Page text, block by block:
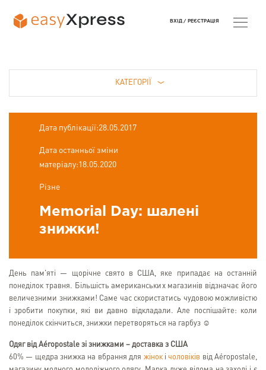
КАТЕГОРІЇ
Дата публікації:28.05.2017
Дата останньої зміни
матеріалу:18.05.2020
Різне
Memorial Day: шалені
знижки!
День пам'яті — щорічне свято в США, яке припадає на останній
понеділок травня. Більшість американських магазинів відзначає його
величезними знижками! Саме час скористатись чудовою можливістю
і зробити покупки, які ви давно відкладали. Але поспішайте: коли
понеділок скінчиться, знижки перетворяться на гарбуз ☺
Одяг від Aéropostale зі знижками – доставка з США
60% — щедра знижка на вбрання для жінокі чоловіків від Aéropostale,
ВХІД / РЕЄСТРАЦІЯ